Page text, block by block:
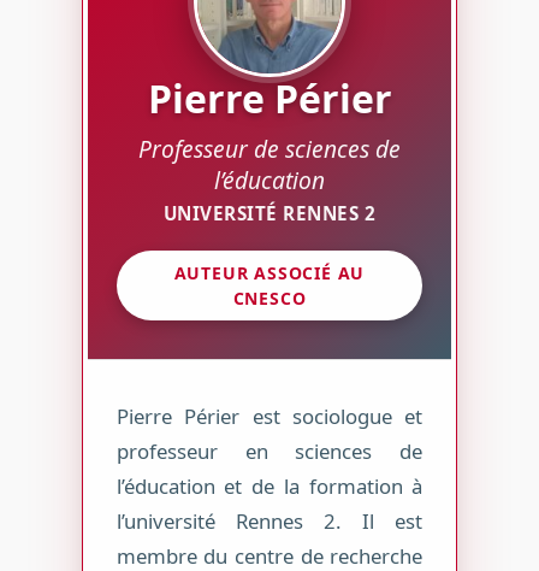
PierrePérier
Professeur de sciences de
l’éducation
UNIVERSITÉ RENNES 2
AUTEUR ASSOCIÉ AU
CNESCO
Pierre Périer est sociologue et
professeur en sciences de
l’éducation et de la formation à
l’université Rennes 2. Il est
membre du centre de recherche